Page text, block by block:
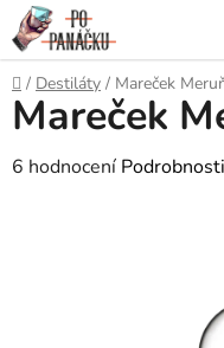
Přejít
na
obsah
Domů
/ Destiláty / Mareček
Mareček
Průměrné
6 hodnocení